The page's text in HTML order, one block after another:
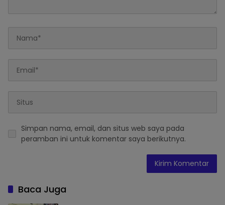
Simpan nama, email, dan situs web saya pada
peramban ini untuk komentar saya berikutnya.
Baca Juga